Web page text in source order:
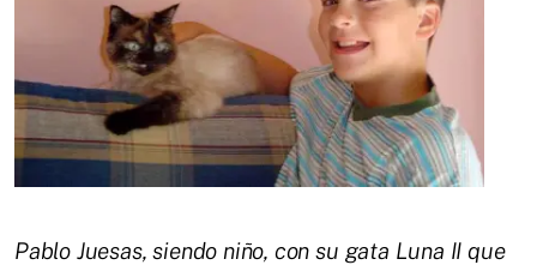
Pablo Juesas, siendo niño, con su gata Luna II que